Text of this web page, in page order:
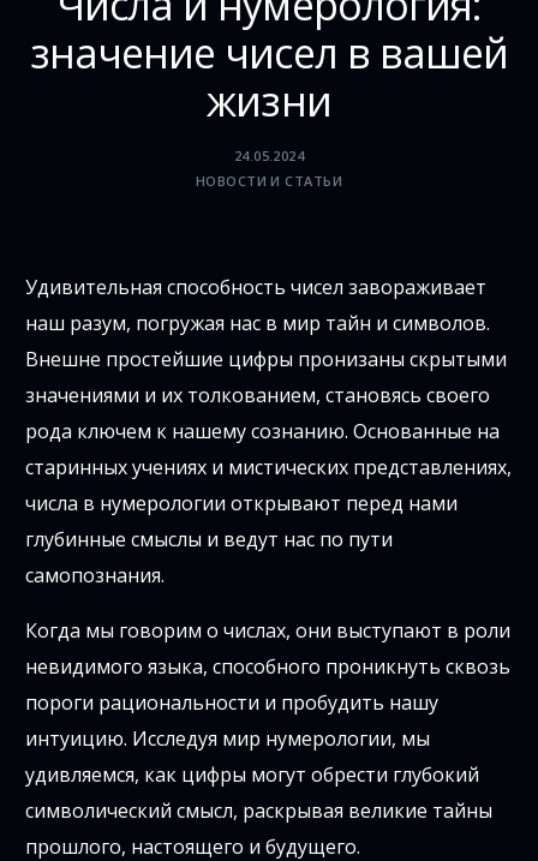
значение чисел в вашей
жизни
24.05.2024
НОВОСТИ И СТАТЬИ
Удивительная способность чисел завораживает
наш разум, погружая нас в мир тайн и символов.
Внешне простейшие цифры пронизаны скрытыми
значениями и их толкованием, становясь своего
рода ключем к нашему сознанию. Основанные на
старинных учениях и мистических представлениях,
числа в нумерологии открывают перед нами
глубинные смыслы и ведут нас по пути
самопознания.
Когда мы говорим о числах, они выступают в роли
невидимого языка, способного проникнуть сквозь
пороги рациональности и пробудить нашу
интуицию. Исследуя мир нумерологии, мы
удивляемся, как цифры могут обрести глубокий
символический смысл, раскрывая великие тайны
прошлого, настоящего и будущего.